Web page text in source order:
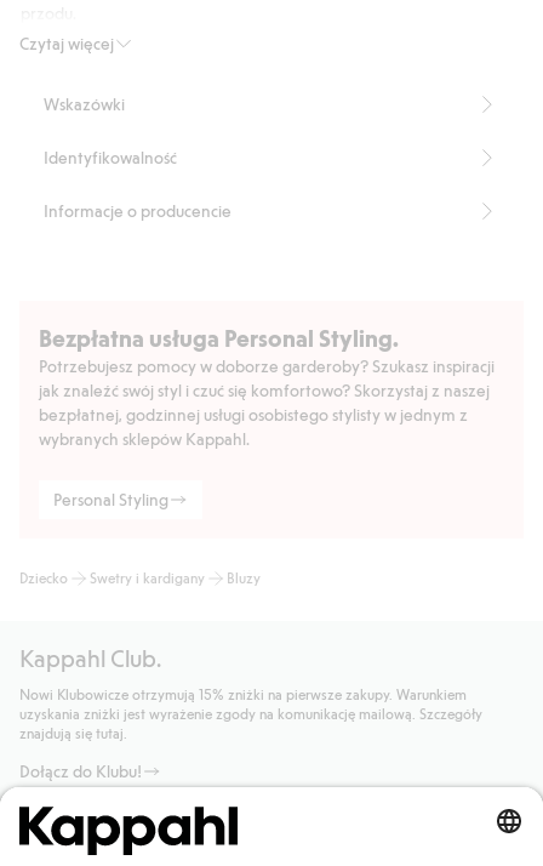
Czytaj więcej
Numer artykułu
Wskazówki
Identyfikowalność
Informacje o producencie
Bezpłatna usługa Personal Styling.
Potrzebujesz pomocy w doborze garderoby? Szukasz inspiracji
jak znaleźć swój styl i czuć się komfortowo? Skorzystaj z naszej
bezpłatnej, godzinnej usługi osobistego stylisty w jednym z
wybranych sklepów Kappahl.
Personal Styling
Dziecko Swetry i kardigany Bluzy
Kappahl Club.
Nowi Klubowicze otrzymują 15% zniżki na pierwsze zakupy. Warunkiem
uzyskania zniżki jest wyrażenie zgody na komunikację mailową. Szczegóły
znajdują się tutaj.
Dołącz do Klubu!